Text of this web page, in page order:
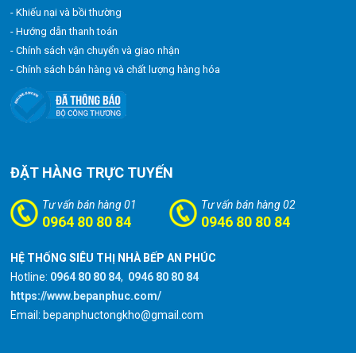
- Khiếu nại và bồi thường
- Hướng dẫn thanh toán
- Chính sách vận chuyển và giao nhận
- Chính sách bán hàng và chất lượng hàng hóa
ĐẶT HÀNG TRỰC TUYẾN
Tư vấn bán hàng 01
0964 80 80 84
Tư vấn bán hàng 02
0946 80 80 84
HỆ THỐNG SIÊU THỊ NHÀ BẾP AN PHÚC
Hotline: 0964 80 80 84, 0946 80 80 84
https://www.bepanphuc.com/
Email: bepanphuctongkho@gmail.com